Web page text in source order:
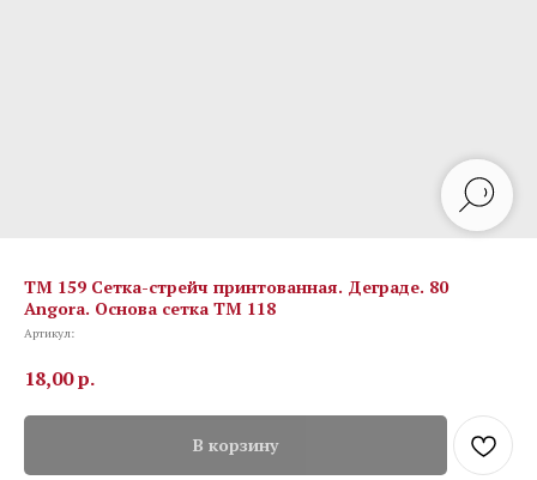
TM 159 Сетка-стрейч принтованная. Деграде. 80
Angora. Основа сетка ТМ 118
Артикул:
18,00р.
В корзину